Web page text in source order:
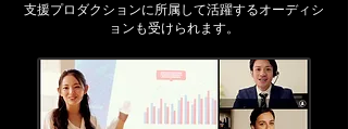
支援プロダクションに所属して活躍するオーディシ
ョンも受けられます。